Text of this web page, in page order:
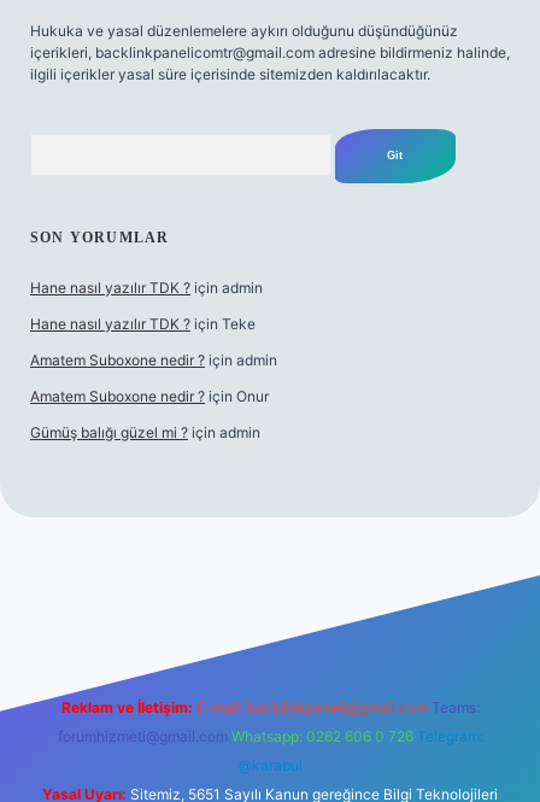
Hukuka ve yasal düzenlemelere aykırı olduğunu düşündüğünüz
içerikleri, backlinkpanelicomtr@gmail.com adresine bildirmeniz halinde,
ilgili içerikler yasal süre içerisinde sitemizden kaldırılacaktır.
SON YORUMLAR
Hane nasıl yazılır TDK ? için admin
Hane nasıl yazılır TDK ? için Teke
Amatem Suboxone nedir ? için admin
Amatem Suboxone nedir ? için Onur
Gümüş balığı güzel mi ? için admin
Reklam ve İletişim: E-mail: backlinkpaneli@gmail.com Teams:
forumhizmeti@gmail.com Whatsapp: 0262 606 0 726 Telegram:
@karabul
Yasal Uyarı: Sitemiz, 5651 Sayılı Kanun gereğince Bilgi Teknolojileri